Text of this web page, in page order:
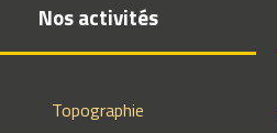
Nos activités
Topographie